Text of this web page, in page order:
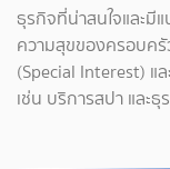
ธุรกิจที่น่าสนใจและมี
ความสุขของครอบครั
(Special Interest) แ
เช่น บริการสปา และ